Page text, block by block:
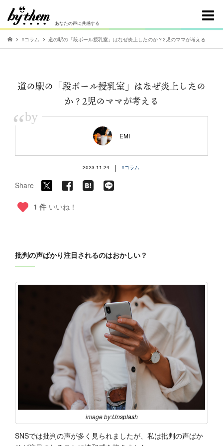
あなたの声に共感する
#コラム 道の駅の「段ボール授乳室」はなぜ炎上したのか？2児のママが考える
道の駅の「段ボール授乳室」はなぜ炎上したの
か？2児のママが考える
“by
EMI
2023.11.24 | #コラム
Share
1 件 いいね！
批判の声ばかり注目されるのはおかしい？
image by:Unsplash
SNSでは批判の声が多く見られましたが、私は批判の声ばか